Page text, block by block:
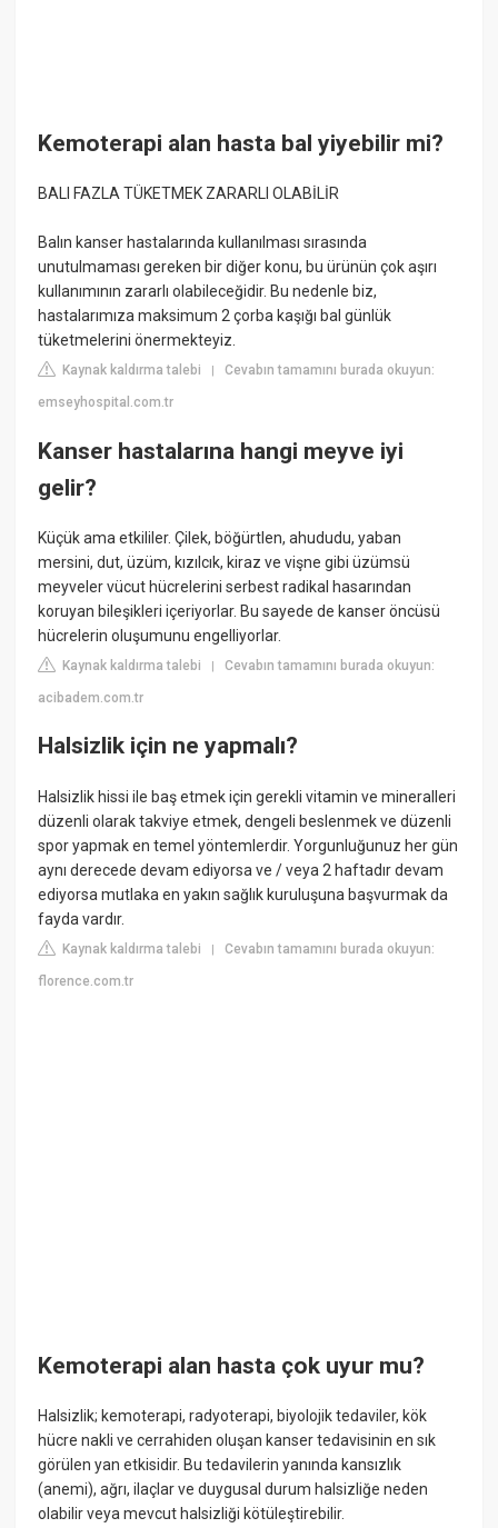
Kemoterapi alan hasta bal yiyebilir mi?
BALI FAZLA TÜKETMEK ZARARLI OLABİLİR
Balın kanser hastalarında kullanılması sırasında
unutulmaması gereken bir diğer konu, bu ürünün çok aşırı
kullanımının zararlı olabileceğidir. Bu nedenle biz,
hastalarımıza maksimum 2 çorba kaşığı bal günlük
tüketmelerini önermekteyiz.
Kaynak kaldırma talebi |Cevabın tamamını burada okuyun:
emseyhospital.com.tr
Kanser hastalarına hangi meyve iyi
gelir?
Küçük ama etkililer. Çilek, böğürtlen, ahududu, yaban
mersini, dut, üzüm, kızılcık, kiraz ve vişne gibi üzümsü
meyveler vücut hücrelerini serbest radikal hasarından
koruyan bileşikleri içeriyorlar. Bu sayede de kanser öncüsü
hücrelerin oluşumunu engelliyorlar.
Kaynak kaldırma talebi |Cevabın tamamını burada okuyun:
acibadem.com.tr
Halsizlik için ne yapmalı?
Halsizlik hissi ile baş etmek için gerekli vitamin ve mineralleri
düzenli olarak takviye etmek, dengeli beslenmek ve düzenli
spor yapmak en temel yöntemlerdir. Yorgunluğunuz her gün
aynı derecede devam ediyorsa ve / veya 2 haftadır devam
ediyorsa mutlaka en yakın sağlık kuruluşuna başvurmak da
fayda vardır.
Kaynak kaldırma talebi |Cevabın tamamını burada okuyun:
florence.com.tr
Kemoterapi alan hasta çok uyur mu?
Halsizlik; kemoterapi, radyoterapi, biyolojik tedaviler, kök
hücre nakli ve cerrahiden oluşan kanser tedavisinin en sık
görülen yan etkisidir. Bu tedavilerin yanında kansızlık
(anemi), ağrı, ilaçlar ve duygusal durum halsizliğe neden
olabilir veya mevcut halsizliği kötüleştirebilir.